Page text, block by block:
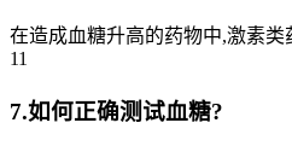
在造成血糖升高的药物中,激素
11
7.如何正确测试血糖?